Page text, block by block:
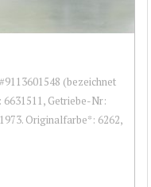
(bezeichnet
Getriebe-Nr:
Originalfarbe*: 6262,